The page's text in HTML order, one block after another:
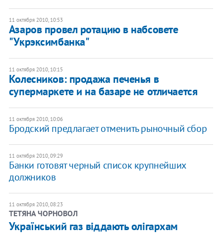
11 октября 2010, 10:53
Азаров провел ротацию в набсовете
"Укрэксимбанка"
11 октября 2010, 10:15
Колесников: продажа печенья в
супермаркете и на базаре не отличается
11 октября 2010, 10:06
Бродский предлагает отменить рыночный сбор
11 октября 2010, 09:29
Банки готовят черный список крупнейших
должников
11 октября 2010, 08:23
ТЕТЯНА ЧОРНОВОЛ
Український газ віддають олігархам